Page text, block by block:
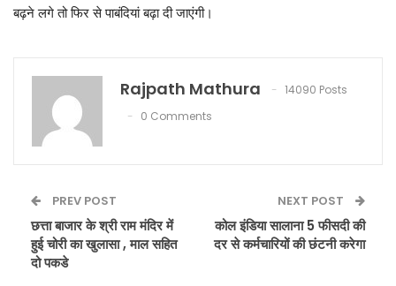
बढ़ने लगे तो फिर से पाबंदियां बढ़ा दी जाएंगी।
Rajpath Mathura
14090 Posts
0 Comments
PREV POST
छत्ता बाजार के श्री राम मंदिर में
हुई चोरी का खुलासा , माल सहित
दो पकडे
NEXT POST
कोल इंडिया सालाना 5 फीसदी की
दर से कर्मचारियों की छंटनी करेगा